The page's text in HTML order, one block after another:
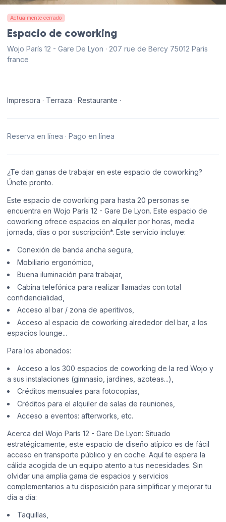
Actualmente cerrado
Espacio de coworking
Wojo París 12 - Gare De Lyon · 207 rue de Bercy 75012 Paris
france
Impresora · Terraza · Restaurante ·
Reserva en línea · Pago en línea
¿Te dan ganas de trabajar en este espacio de coworking?
Únete pronto.
Este espacio de coworking para hasta 20 personas se
encuentra en Wojo París 12 - Gare De Lyon. Este espacio de
coworking ofrece espacios en alquiler por horas, media
jornada, días o por suscripción*. Este servicio incluye:
Conexión de banda ancha segura,
Mobiliario ergonómico,
Buena iluminación para trabajar,
Cabina telefónica para realizar llamadas con total
confidencialidad,
Acceso al bar / zona de aperitivos,
Acceso al espacio de coworking alrededor del bar, a los
espacios lounge...
Para los abonados:
Acceso a los 300 espacios de coworking de la red Wojo y
a sus instalaciones (gimnasio, jardines, azoteas...),
Créditos mensuales para fotocopias,
Créditos para el alquiler de salas de reuniones,
Acceso a eventos: afterworks, etc.
Acerca del Wojo París 12 - Gare De Lyon: Situado
estratégicamente, este espacio de diseño atípico es de fácil
acceso en transporte público y en coche. Aquí te espera la
cálida acogida de un equipo atento a tus necesidades. Sin
olvidar una amplia gama de espacios y servicios
complementarios a tu disposición para simplificar y mejorar tu
día a día:
Taquillas,